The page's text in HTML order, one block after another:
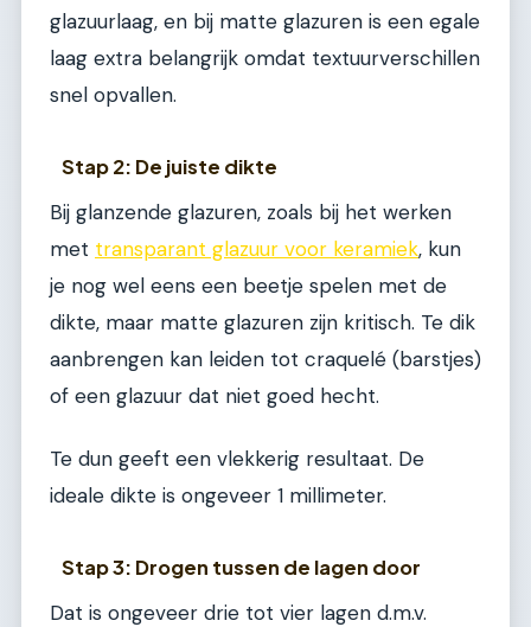
glazuurlaag, en bij matte glazuren is een egale
laag extra belangrijk omdat textuurverschillen
snel opvallen.
Stap 2: De juiste dikte
Bij glanzende glazuren, zoals bij het werken
met transparant glazuur voor keramiek, kun
je nog wel eens een beetje spelen met de
dikte, maar matte glazuren zijn kritisch. Te dik
aanbrengen kan leiden tot craquelé (barstjes)
of een glazuur dat niet goed hecht.
Te dun geeft een vlekkerig resultaat. De
ideale dikte is ongeveer 1 millimeter.
Stap 3: Drogen tussen de lagen door
Dat is ongeveer drie tot vier lagen d.m.v.